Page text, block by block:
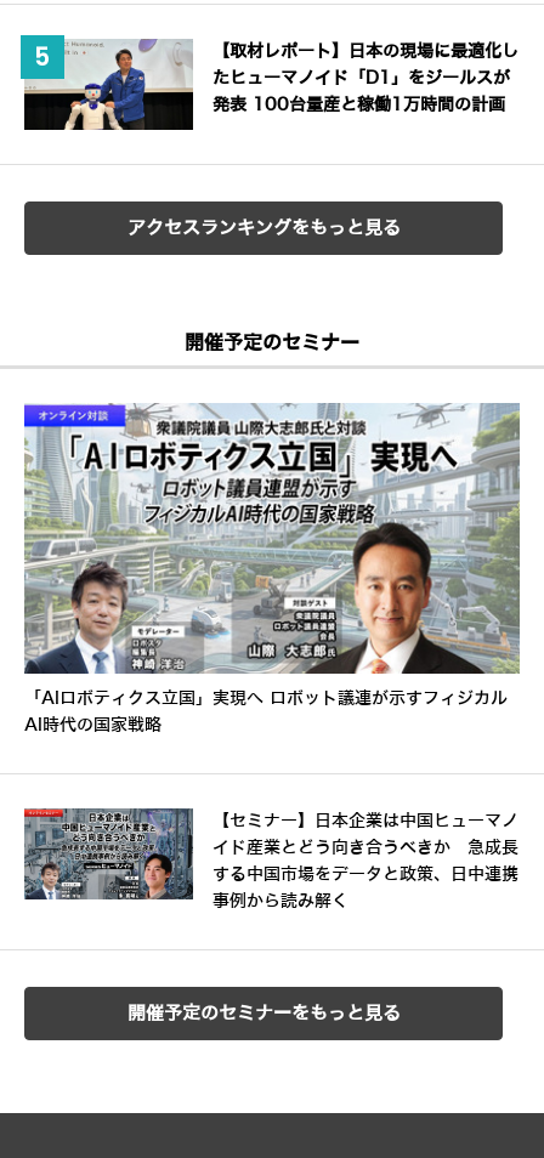
【取材レポート】日本の現場に最適化し
たヒューマノイド「D1」をジールスが
発表 100台量産と稼働1万時間の計画
アクセスランキングをもっと見る
開催予定のセミナー
「AIロボティクス立国」実現へ ロボット議連が示すフィジカル
AI時代の国家戦略
【セミナー】日本企業は中国ヒューマノ
イド産業とどう向き合うべきか 急成長
する中国市場をデータと政策、日中連携
事例から読み解く
開催予定のセミナーをもっと見る